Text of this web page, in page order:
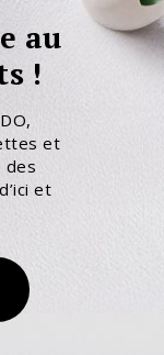
au
!
et
des
et